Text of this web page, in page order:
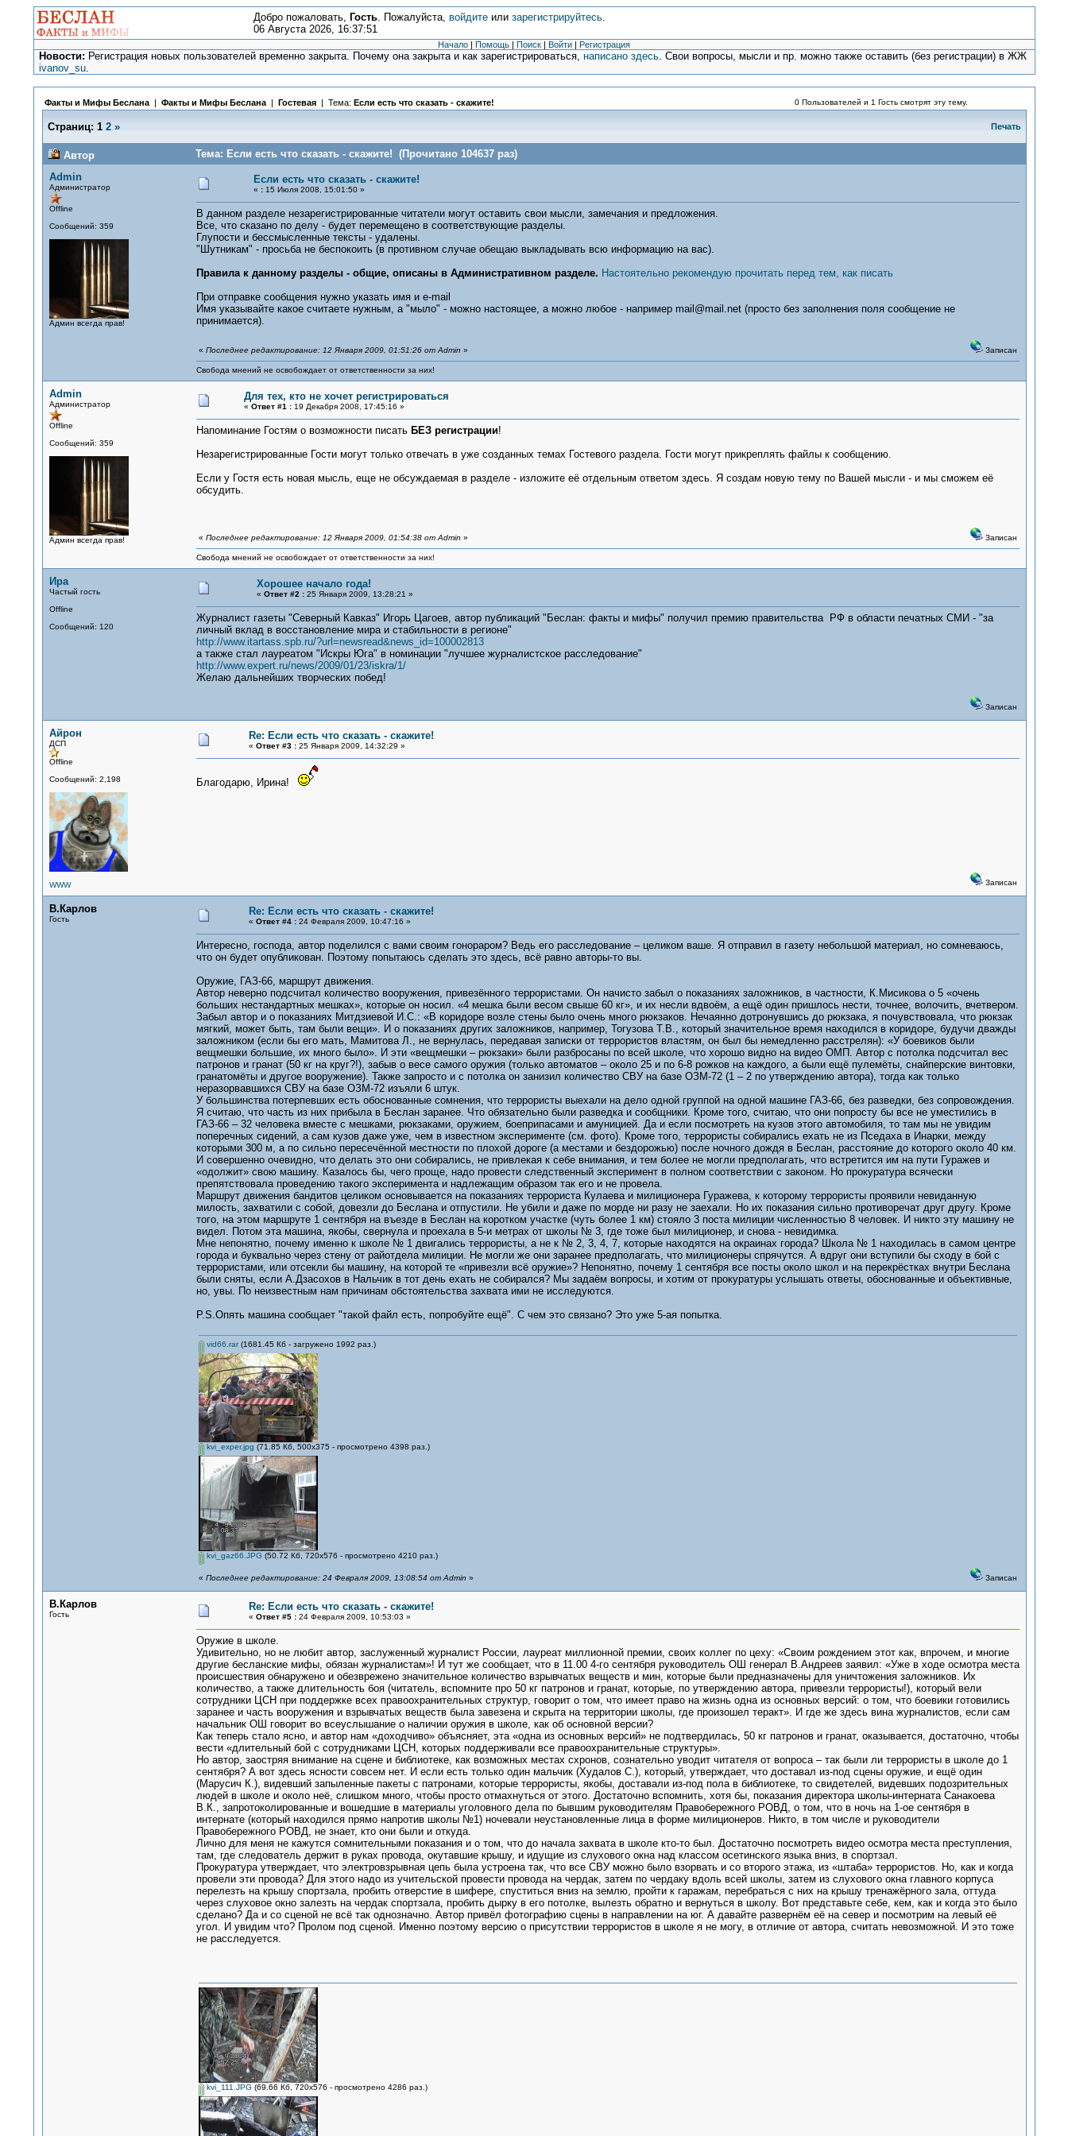
Добро пожаловать, Гость. Пожалуйста, войдитеили зарегистрируйтесь.
06 Августа 2026, 16:37:51
Начало | Помощь | Поиск | Войти | Регистрация
Новости: Регистрация новых пользователей временно закрыта. Почему она закрыта и как зарегистрироваться,написано здесь. Свои вопросы, мысли и пр. можно также оставить (без регистрации) в ЖЖ
ivanov_su.
Факты и Мифы Беслана| Факты и Мифы Беслана| Гостевая | Тема: Если есть что сказать - скажите! 0 Пользователей и 1 Гость смотрят эту тему.
Страниц: 1 2 » Печать
Автор
Тема: Если есть что сказать - скажите! (Прочитано 104637 раз)
Admin
Администратор
Offline
Сообщений: 359
Админ всегда прав!
Если есть что сказать - скажите!
« :15 Июля 2008, 15:01:50 »
В данном разделе незарегистрированные читатели могут оставить свои мысли, замечания и предложения.
Все, что сказано по делу - будет перемещено в соответствующие разделы.
Глупости и бессмысленные тексты - удалены.
"Шутникам" - просьба не беспокоить (в противном случае обещаю выкладывать всю информацию на вас).
Правила к данному разделы - общие, описаны в Административном разделе. Настоятельно рекомендую прочитать перед тем, как писать
При отправке сообщения нужно указать имя и e-mail
Имя указывайте какое считаете нужным, а "мыло" - можно настоящее, а можно любое - например mail@mail.net (просто без заполнения поля сообщение не
принимается).
« Последнее редактирование: 12 Января 2009, 01:51:26 от Admin » Записан
Свобода мнений не освобождает от ответственности за них!
Admin
Администратор
Offline
Сообщений: 359
Админ всегда прав!
Для тех, кто не хочет регистрироваться
« Ответ #1 :19 Декабря 2008, 17:45:16 »
Напоминание Гостям о возможности писать БЕЗ регистрации!
Незарегистрированные Гости могут только отвечать в уже созданных темах Гостевого раздела. Гости могут прикреплять файлы к сообщению.
Если у Гостя есть новая мысль, еще не обсуждаемая в разделе - изложите её отдельным ответом здесь. Я создам новую тему по Вашей мысли - и мы сможем её
обсудить.
« Последнее редактирование: 12 Января 2009, 01:54:38 от Admin » Записан
Свобода мнений не освобождает от ответственности за них!
Ира
Частый гость
Offline
Сообщений: 120
Хорошее начало года!
« Ответ #2 :25 Января 2009, 13:28:21 »
Журналист газеты "Северный Кавказ" Игорь Цагоев, автор публикаций "Беслан: факты и мифы" получил премию правительства РФ в области печатных СМИ - "за
личный вклад в восстановление мира и стабильности в регионе"
http://www.itartass.spb.ru/?url=newsread&news_id=100002813
а также стал лауреатом "Искры Юга" в номинации "лучшее журналистское расследование"
http://www.expert.ru/news/2009/01/23/iskra/1/
Желаю дальнейших творческих побед!
Записан
Айрон
ДСП
Offline
Сообщений: 2,198
WWW
Re: Если есть что сказать - скажите!
« Ответ #3 :25 Января 2009, 14:32:29 »
Благодарю, Ирина!
Записан
В.Карлов
Гость
Re: Если есть что сказать - скажите!
« Ответ #4 :24 Февраля 2009, 10:47:16 »
Интересно, господа, автор поделился с вами своим гонораром? Ведь его расследование – целиком ваше. Я отправил в газету небольшой материал, но сомневаюсь,
что он будет опубликован. Поэтому попытаюсь сделать это здесь, всё равно авторы-то вы.
Оружие, ГАЗ-66, маршрут движения.
Автор неверно подсчитал количество вооружения, привезённого террористами. Он начисто забыл о показаниях заложников, в частности, К.Мисикова о 5 «очень
больших нестандартных мешках», которые он носил. «4 мешка были весом свыше 60 кг», и их несли вдвоём, а ещё один пришлось нести, точнее, волочить, вчетвером.
Забыл автор и о показаниях Митдзиевой И.С.: «В коридоре возле стены было очень много рюкзаков. Нечаянно дотронувшись до рюкзака, я почувствовала, что рюкзак
мягкий, может быть, там были вещи». И о показаниях других заложников, например, Тогузова Т.В., который значительное время находился в коридоре, будучи дважды
заложником (если бы его мать, Мамитова Л., не вернулась, передавая записки от террористов властям, он был бы немедленно расстрелян): «У боевиков были
вещмешки большие, их много было». И эти «вещмешки – рюкзаки» были разбросаны по всей школе, что хорошо видно на видео ОМП. Автор с потолка подсчитал вес
патронов и гранат (50 кг на круг?!), забыв о весе самого оружия (только автоматов – около 25 и по 6-8 рожков на каждого, а были ещё пулемёты, снайперские винтовки,
гранатомёты и другое вооружение). Также запросто и с потолка он занизил количество СВУ на базе ОЗМ-72 (1 – 2 по утверждению автора), тогда как только
неразорвавшихся СВУ на базе ОЗМ-72 изъяли 6 штук.
У большинства потерпевших есть обоснованные сомнения, что террористы выехали на дело одной группой на одной машине ГАЗ-66, без разведки, без сопровождения.
Я считаю, что часть из них прибыла в Беслан заранее. Что обязательно были разведка и сообщники. Кроме того, считаю, что они попросту бы все не уместились в
ГАЗ-66 – 32 человека вместе с мешками, рюкзаками, оружием, боеприпасами и амуницией. Да и если посмотреть на кузов этого автомобиля, то там мы не увидим
поперечных сидений, а сам кузов даже уже, чем в известном эксперименте (см. фото). Кроме того, террористы собирались ехать не из Пседаха в Инарки, между
которыми 300 м, а по сильно пересечённой местности по плохой дороге (а местами и бездорожью) после ночного дождя в Беслан, расстояние до которого около 40 км.
И совершенно очевидно, что делать это они собирались, не привлекая к себе внимания, и тем более не могли предполагать, что встретится им на пути Гуражев и
«одолжит» свою машину. Казалось бы, чего проще, надо провести следственный эксперимент в полном соответствии с законом. Но прокуратура всячески
препятствовала проведению такого эксперимента и надлежащим образом так его и не провела.
Маршрут движения бандитов целиком основывается на показаниях террориста Кулаева и милиционера Гуражева, к которому террористы проявили невиданную
милость, захватили с собой, довезли до Беслана и отпустили. Не убили и даже по морде ни разу не заехали. Но их показания сильно противоречат друг другу. Кроме
того, на этом маршруте 1 сентября на въезде в Беслан на коротком участке (чуть более 1 км) стояло 3 поста милиции численностью 8 человек. И никто эту машину не
видел. Потом эта машина, якобы, свернула и проехала в 5-и метрах от школы № 3, где тоже был милиционер, и снова - невидимка.
Мне непонятно, почему именно к школе № 1 двигались террористы, а не к № 2, 3, 4, 7, которые находятся на окраинах города? Школа № 1 находилась в самом центре
города и буквально через стену от райотдела милиции. Не могли же они заранее предполагать, что милиционеры спрячутся. А вдруг они вступили бы сходу в бой с
террористами, или отсекли бы машину, на которой те «привезли всё оружие»? Непонятно, почему 1 сентября все посты около школ и на перекрёстках внутри Беслана
были сняты, если А.Дзасохов в Нальчик в тот день ехать не собирался? Мы задаём вопросы, и хотим от прокуратуры услышать ответы, обоснованные и объективные,
но, увы. По неизвестным нам причинам обстоятельства захвата ими не исследуются.
P.S.Опять машина сообщает "такой файл есть, попробуйте ещё". С чем это связано? Это уже 5-ая попытка.
vid66.rar(1681.45 Кб - загружено 1992 раз.)
kvi_exper.jpg (71.85 Кб, 500x375 - просмотрено 4398 раз.)
kvi_gaz66.JPG (50.72 Кб, 720x576 - просмотрено 4210 раз.)
« Последнее редактирование: 24 Февраля 2009, 13:08:54 от Admin » Записан
В.Карлов
Гость
Re: Если есть что сказать - скажите!
« Ответ #5 :24 Февраля 2009, 10:53:03 »
Оружие в школе.
Удивительно, но не любит автор, заслуженный журналист России, лауреат миллионной премии, своих коллег по цеху: «Своим рождением этот как, впрочем, и многие
другие бесланские мифы, обязан журналистам»! И тут же сообщает, что в 11.00 4-го сентября руководитель ОШ генерал В.Андреев заявил: «Уже в ходе осмотра места
происшествия обнаружено и обезврежено значительное количество взрывчатых веществ и мин, которые были предназначены для уничтожения заложников. Их
количество, а также длительность боя (читатель, вспомните про 50 кг патронов и гранат, которые, по утверждению автора, привезли террористы!), который вели
сотрудники ЦСН при поддержке всех правоохранительных структур, говорит о том, что имеет право на жизнь одна из основных версий: о том, что боевики готовились
заранее и часть вооружения и взрывчатых веществ была завезена и скрыта на территории школы, где произошел теракт». И где же здесь вина журналистов, если сам
начальник ОШ говорит во всеуслышание о наличии оружия в школе, как об основной версии?
Как теперь стало ясно, и автор нам «доходчиво» объясняет, эта «одна из основных версий» не подтвердилась, 50 кг патронов и гранат, оказывается, достаточно, чтобы
вести «длительный бой с сотрудниками ЦСН, которых поддерживали все правоохранительные структуры».
Но автор, заостряя внимание на сцене и библиотеке, как возможных местах схронов, сознательно уводит читателя от вопроса – так были ли террористы в школе до 1
сентября? А вот здесь ясности совсем нет. И если есть только один мальчик (Худалов С.), который, утверждает, что доставал из-под сцены оружие, и ещё один
(Марусич К.), видевший запыленные пакеты с патронами, которые террористы, якобы, доставали из-под пола в библиотеке, то свидетелей, видевших подозрительных
людей в школе и около неё, слишком много, чтобы просто отмахнуться от этого. Достаточно вспомнить, хотя бы, показания директора школы-интерната Санакоева
В.К., запротоколированные и вошедшие в материалы уголовного дела по бывшим руководителям Правобережного РОВД, о том, что в ночь на 1-ое сентября в
интернате (который находился прямо напротив школы №1) ночевали неустановленные лица в форме милиционеров. Никто, в том числе и руководители
Правобережного РОВД, не знает, кто они были и откуда.
Лично для меня не кажутся сомнительными показания и о том, что до начала захвата в школе кто-то был. Достаточно посмотреть видео осмотра места преступления,
там, где следователь держит в руках провода, окутавшие крышу, и идущие из слухового окна над классом осетинского языка вниз, в спортзал.
Прокуратура утверждает, что электровзрывная цепь была устроена так, что все СВУ можно было взорвать и со второго этажа, из «штаба» террористов. Но, как и когда
провели эти провода? Для этого надо из учительской провести провода на чердак, затем по чердаку вдоль всей школы, затем из слухового окна главного корпуса
перелезть на крышу спортзала, пробить отверстие в шифере, спуститься вниз на землю, пройти к гаражам, перебраться с них на крышу тренажёрного зала, оттуда
через слуховое окно залезть на чердак спортзала, пробить дырку в его потолке, вылезть обратно и вернуться в школу. Вот представьте себе, кем, как и когда это было
сделано? Да и со сценой не всё так однозначно. Автор привёл фотографию сцены в направлении на юг. А давайте развернём её на север и посмотрим на левый её
угол. И увидим что? Пролом под сценой. Именно поэтому версию о присутствии террористов в школе я не могу, в отличие от автора, считать невозможной. И это тоже
не расследуется.
kvi_111.JPG (69.66 Кб, 720x576 - просмотрено 4286 раз.)